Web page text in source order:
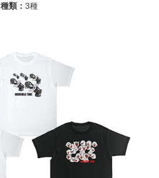
種類： 3種